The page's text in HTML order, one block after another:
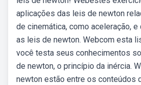
aplicações das leis de newton
de cinemática, como aceleração, e
as leis de newton. Webcom esta
você testa seus conhecimentos
de newton, o princípio da inércia.
newton estão entre os conteúdos